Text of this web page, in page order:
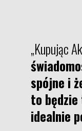
„Kupując
spójne i
to
idealnie